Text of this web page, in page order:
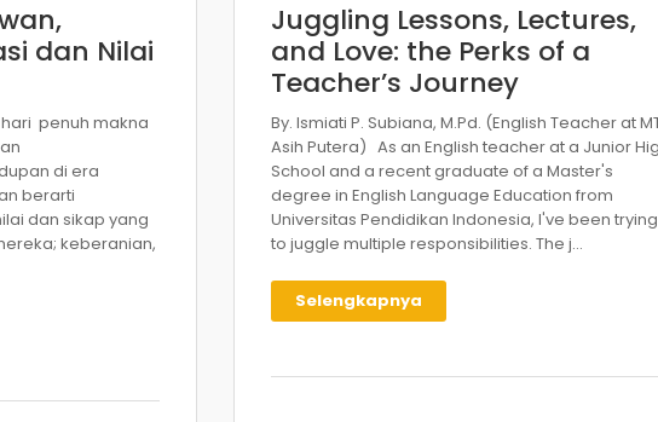
dan Nilai
hari penuh makna
di era
berarti
dan sikap yang
keberanian,
Juggling Lessons, Lectures,
and Love: the Perks of a
Teacher’s Journey
By. Ismiati P. Subiana, M.Pd. (English Teacher at
Asih Putera) As an English teacher at a Junior
School and a recent graduate of a Master's
degree in English Language Education from
Universitas Pendidikan Indonesia, I've been trying
to juggle multiple responsibilities. The j...
Selengkapnya